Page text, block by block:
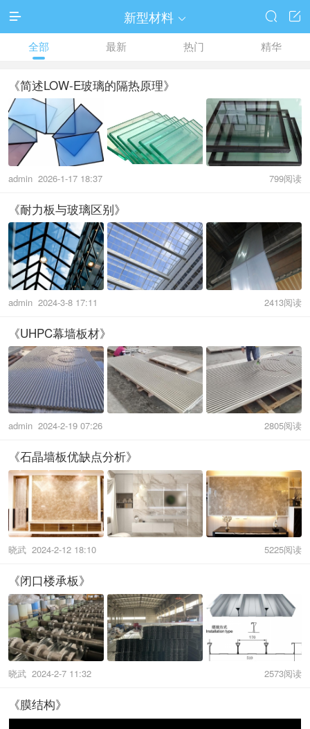
 新型材料  

全部 最新 热门 精华
《简述LOW-E玻璃的隔热原理》
799阅读
admin 2026-1-17 18:37
《耐力板与玻璃区别》
2413阅读
admin 2024-3-8 17:11
《UHPC幕墙板材》
2805阅读
admin 2024-2-19 07:26
《石晶墙板优缺点分析》
5225阅读
晓武 2024-2-12 18:10
《闭口楼承板》
2573阅读
晓武 2024-2-7 11:32
《膜结构》